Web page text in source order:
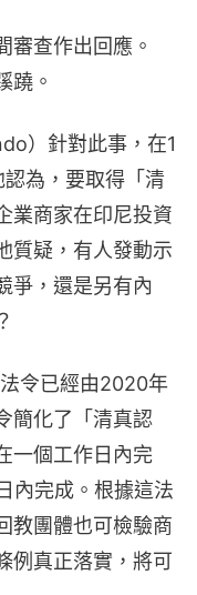
審查作出回應。
蹺。
）針對此事，在1
為，要取得「清
業商家在印尼投資
質疑，有人發動示
爭，還是另有內
令已經由2020年
簡化了「清真認
一個工作日內完
內完成。根據這法
教團體也可檢驗商
例真正落實，將可